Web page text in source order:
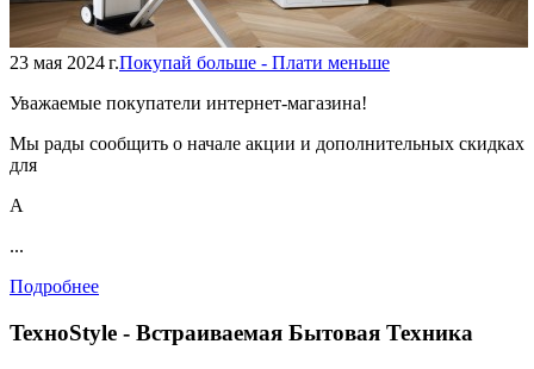
23 мая 2024 г.Покупай больше - Плати меньше
Уважаемые покупатели интернет-магазина!
Мы рады сообщить о начале акции и дополнительных скидках
для
А
...
Подробнее
TexноStyle - Встраиваемая Бытовая Техника